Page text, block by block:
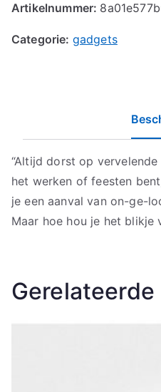
Artikelnummer:
Categorie: gadgets
“Altijd dorst op
het werken of feesten
je een aanval van on-ge-
Maar hoe hou je het blikje